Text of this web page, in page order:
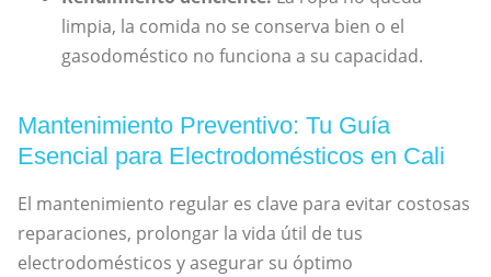
limpia, la comida no se conserva bien o el
gasodoméstico no funciona a su capacidad.
Mantenimiento Preventivo: Tu Guía
Esencial para Electrodomésticos en Cali
El mantenimiento regular es clave para evitar costosas
reparaciones, prolongar la vida útil de tus
electrodomésticos y asegurar su óptimo